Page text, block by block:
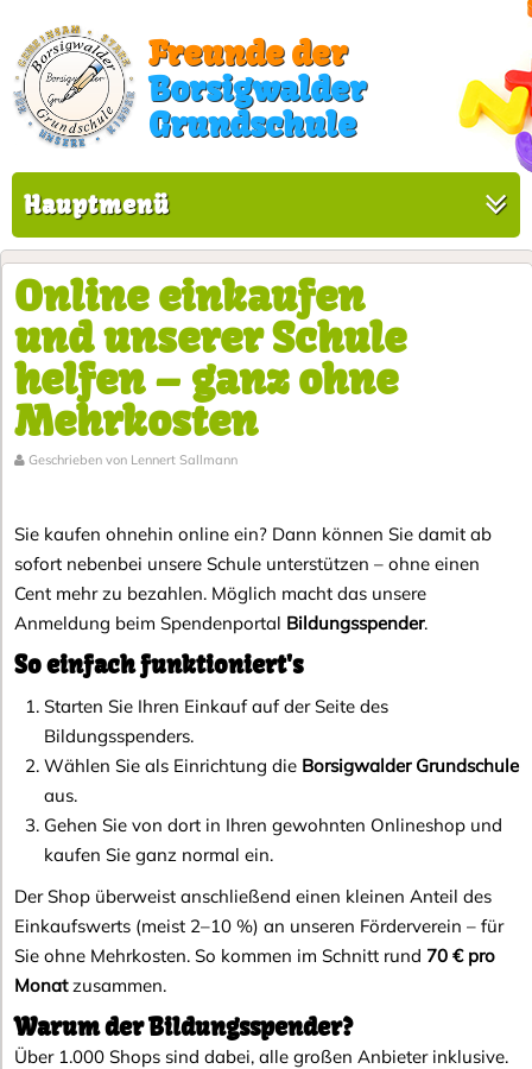
Freunde der
Borsigwalder
Grundschule
Hauptmenü
Online einkaufen
und unserer Schule
helfen – ganz ohne
Mehrkosten
Geschrieben von Lennert Sallmann
Sie kaufen ohnehin online ein? Dann können Sie damit ab
sofort nebenbei unsere Schule unterstützen – ohne einen
Cent mehr zu bezahlen. Möglich macht das unsere
Anmeldung beim Spendenportal Bildungsspender.
So einfach funktioniert's
Starten Sie Ihren Einkauf auf der Seite des
Bildungsspenders.
Wählen Sie als Einrichtung die Borsigwalder Grundschule
aus.
Gehen Sie von dort in Ihren gewohnten Onlineshop und
kaufen Sie ganz normal ein.
Der Shop überweist anschließend einen kleinen Anteil des
Einkaufswerts (meist 2–10 %) an unseren Förderverein – für
Sie ohne Mehrkosten. So kommen im Schnitt rund 70 € pro
Monatzusammen.
Warum der Bildungsspender?
Über 1.000 Shops sind dabei, alle großen Anbieter inklusive.